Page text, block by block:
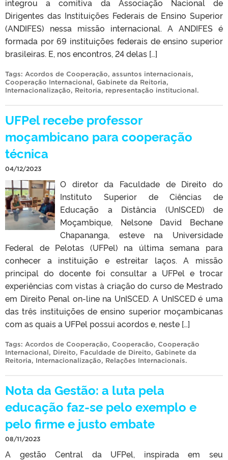
integrou a comitiva da Associação Nacional de
Dirigentes das Instituições Federais de Ensino Superior
(ANDIFES) nessa missão internacional. A ANDIFES é
formada por 69 instituições federais de ensino superior
brasileiras. E, nos encontros, 24 delas […]
Tags: Acordos de Cooperação, assuntos internacionais,
Cooperação Internacional, Gabinete da Reitoria,
Internacionalização, Reitoria, representação institucional.
UFPel recebe professor
moçambicano para cooperação
técnica
04/12/2023
O diretor da Faculdade de Direito do
Instituto Superior de Ciências de
Educação a Distância (UnISCED) de
Moçambique, Nelsone David Bechane
Chapananga, esteve na Universidade
Federal de Pelotas (UFPel) na última semana para
conhecer a instituição e estreitar laços. A missão
principal do docente foi consultar a UFPel e trocar
experiências com vistas à criação do curso de Mestrado
em Direito Penal on-line na UnISCED. A UnISCED é uma
das três instituições de ensino superior moçambicanas
com as quais a UFPel possui acordos e, neste […]
Tags: Acordos de Cooperação, Cooperacão, Cooperação
Internacional, Direito, Faculdade de Direito, Gabinete da
Reitoria, Internacionalização, Relações Internacionais.
Nota da Gestão: a luta pela
educação faz-se pelo exemplo e
pelo firme e justo embate
08/11/2023
A gestão Central da UFPel, inspirada em seu